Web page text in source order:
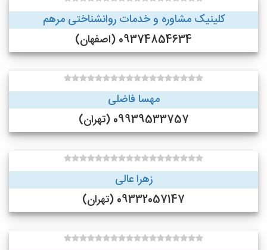
کلینیک مشاوره و خدمات روانشناختی مرهم
09374854634 (اصفهان)
مهسا فاضلی
09939533757 (تهران)
زهرا عالی
09332057147 (تهران)